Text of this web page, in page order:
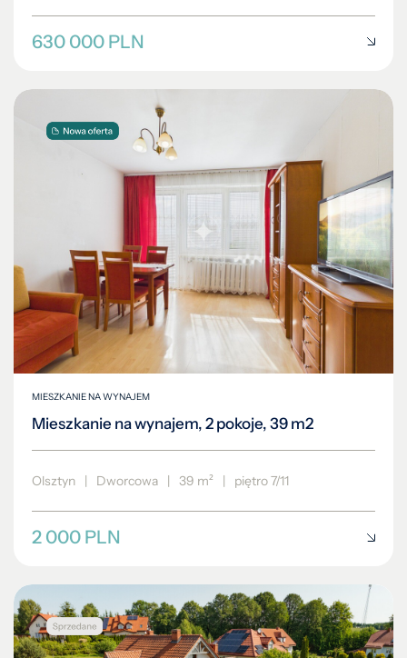
630 000 PLN
MIESZKANIE NA WYNAJEM
Mieszkanie na wynajem, 2 pokoje, 39 m2
Olsztyn Dworcowa 39 m² piętro 7/11
2 000 PLN